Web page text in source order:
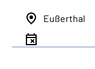
Eußerthal